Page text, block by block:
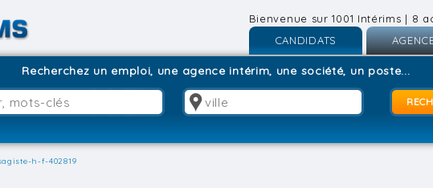
Bienvenue sur 1001 Intérims | 8
CANDIDATS
Inscription
Recherchez un emploi, une agence intérim, une société, un poste...
h-f-402819